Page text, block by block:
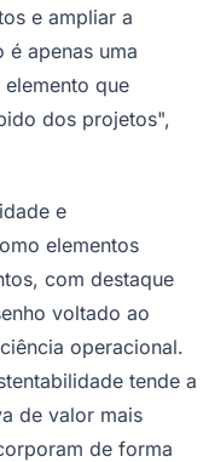
e ampliar a
é apenas uma
que
dos projetos",
e
elementos
com destaque
voltado ao
operacional.
tende a
de valor mais
de forma